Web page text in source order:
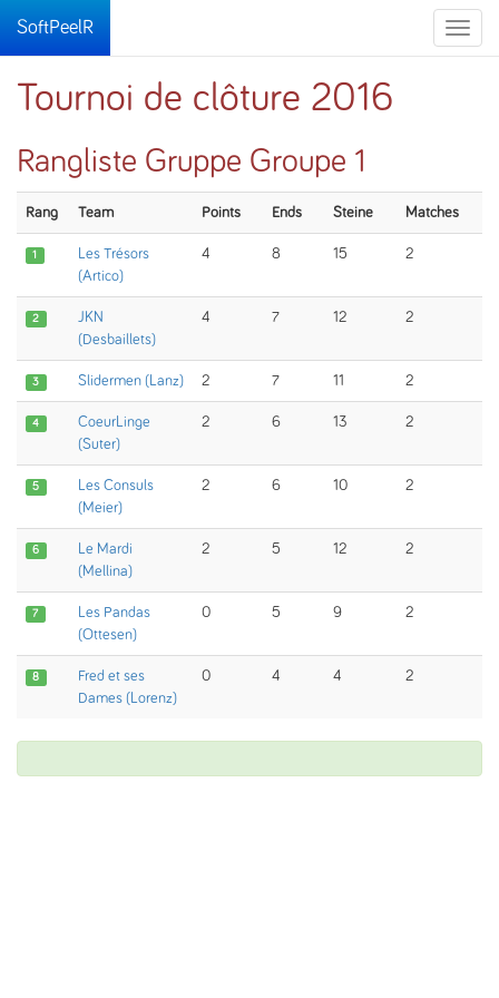
Toggle
SoftPeelR
Tournoi de clôture 2016
Rangliste Gruppe Groupe 1
Rang Team Points Ends Steine Matches
1
Les Trésors
(Artico)
4 8 15 2
2
JKN
(Desbaillets)
4 7 12 2
3 Slidermen (Lanz) 2 7 11 2
4
CoeurLinge
(Suter)
2 6 13 2
5
Les Consuls
(Meier)
2 6 10 2
6
Le Mardi
(Mellina)
2 5 12 2
7
Les Pandas
(Ottesen)
0 5 9 2
8
Fred et ses
Dames (Lorenz)
0 4 4 2